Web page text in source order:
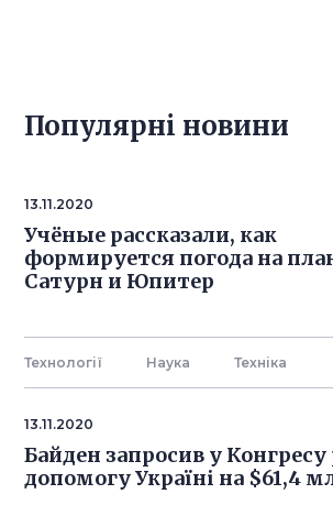
Популярнi новини
13.11.2020
Учёные рассказали, как
формируется погода на
Сатурн и Юпитер
Технології Наука Технiка
13.11.2020
Байден запросив у Конгресу
допомогу Україні на $61,4